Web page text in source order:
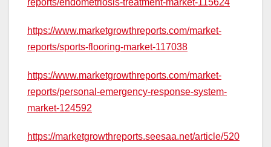
reports/endometriosis-treatment-market-115624
https://www.marketgrowthreports.com/market-
reports/sports-flooring-market-117038
https://www.marketgrowthreports.com/market-
reports/personal-emergency-response-system-
market-124592
https://marketgrowthreports.seesaa.net/article/520